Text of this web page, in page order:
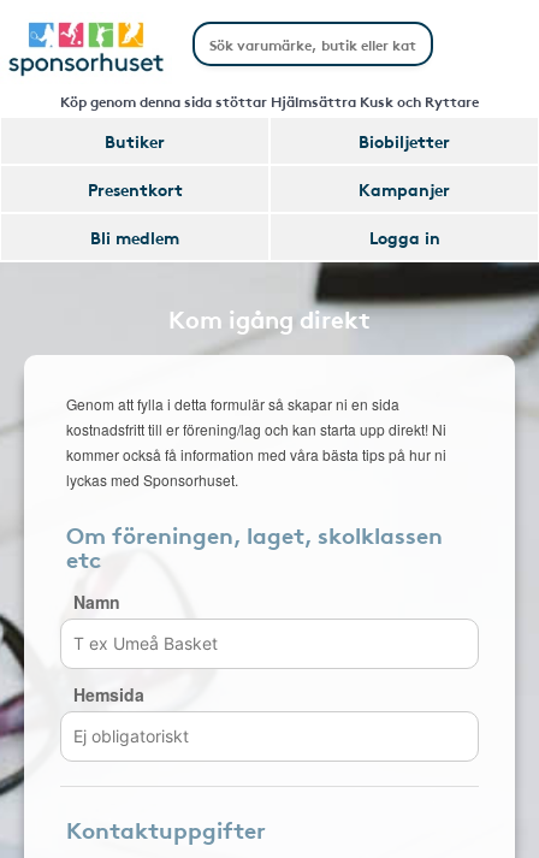
Köp genom denna sida stöttar Hjälmsättra Kusk och Ryttare
Butiker
Biobiljetter
Presentkort
Kampanjer
Bli medlem
Logga in
Kom igång direkt
Genom att fylla i detta formulär så skapar ni en sida
kostnadsfritt till er förening/lag och kan starta upp direkt! Ni
kommer också få information med våra bästa tips på hur ni
lyckas med Sponsorhuset.
Om föreningen, laget, skolklassen
etc
Namn
Hemsida
Kontaktuppgifter